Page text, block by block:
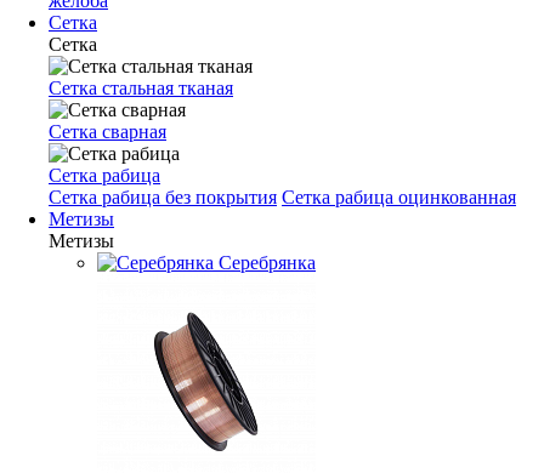
Сетка
Сетка
Сетка стальная тканая
Сетка сварная
Сетка рабица
Сетка рабица без покрытия Сетка рабица оцинкованная
Метизы
Метизы
Серебрянка